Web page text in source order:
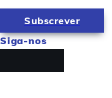
Subscrever
Siga-nos